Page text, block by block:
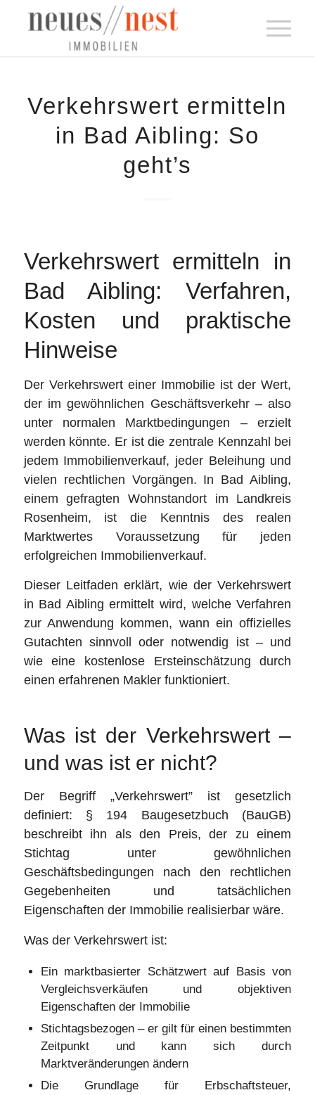
Verkehrswert ermitteln
in Bad Aibling: So
geht’s
Verkehrswert ermitteln in
Bad Aibling: Verfahren,
Kosten und praktische
Hinweise
Der Verkehrswert einer Immobilie ist der Wert,
der im gewöhnlichen Geschäftsverkehr – also
unter normalen Marktbedingungen – erzielt
werden könnte. Er ist die zentrale Kennzahl bei
jedem Immobilienverkauf, jeder Beleihung und
vielen rechtlichen Vorgängen. In Bad Aibling,
einem gefragten Wohnstandort im Landkreis
Rosenheim, ist die Kenntnis des realen
Marktwertes Voraussetzung für jeden
erfolgreichen Immobilienverkauf.
Dieser Leitfaden erklärt, wie der Verkehrswert
in Bad Aibling ermittelt wird, welche Verfahren
zur Anwendung kommen, wann ein offizielles
Gutachten sinnvoll oder notwendig ist – und
wie eine kostenlose Ersteinschätzung durch
einen erfahrenen Makler funktioniert.
Was ist der Verkehrswert –
und was ist er nicht?
Der Begriff „Verkehrswert” ist gesetzlich
definiert: § 194 Baugesetzbuch (BauGB)
beschreibt ihn als den Preis, der zu einem
Stichtag unter gewöhnlichen
Geschäftsbedingungen nach den rechtlichen
Gegebenheiten und tatsächlichen
Eigenschaften der Immobilie realisierbar wäre.
Was der Verkehrswert ist:
Ein marktbasierter Schätzwert auf Basis von
Vergleichsverkäufen und objektiven
Eigenschaften der Immobilie
Stichtagsbezogen – er gilt für einen bestimmten
Zeitpunkt und kann sich durch
Marktveränderungen ändern
Die Grundlage für Erbschaftsteuer,